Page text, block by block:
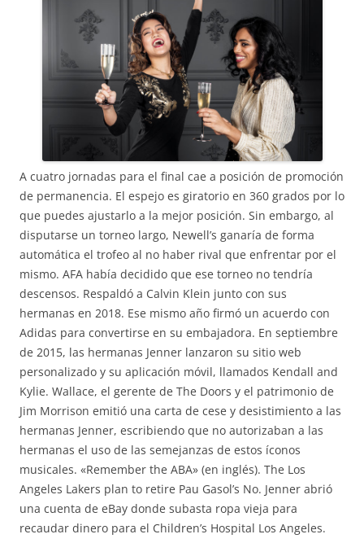
A cuatro jornadas para el final cae a posición de promoción
de permanencia. El espejo es giratorio en 360 grados por lo
que puedes ajustarlo a la mejor posición. Sin embargo, al
disputarse un torneo largo, Newell’s ganaría de forma
automática el trofeo al no haber rival que enfrentar por el
mismo. AFA había decidido que ese torneo no tendría
descensos. Respaldó a Calvin Klein junto con sus
hermanas en 2018. Ese mismo año firmó un acuerdo con
Adidas para convertirse en su embajadora. En septiembre
de 2015, las hermanas Jenner lanzaron su sitio web
personalizado y su aplicación móvil, llamados Kendall and
Kylie. Wallace, el gerente de The Doors y el patrimonio de
Jim Morrison emitió una carta de cese y desistimiento a las
hermanas Jenner, escribiendo que no autorizaban a las
hermanas el uso de las semejanzas de estos íconos
musicales. «Remember the ABA» (en inglés). The Los
Angeles Lakers plan to retire Pau Gasol’s No. Jenner abrió
una cuenta de eBay donde subasta ropa vieja para
recaudar dinero para el Children’s Hospital Los Angeles.